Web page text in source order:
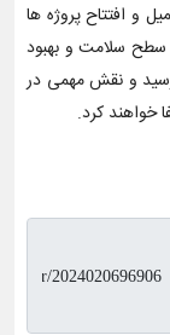
و افتتاح پروژه ها
سطح سلامت و بهبود
و نقش مهمی در
خواهند کرد.